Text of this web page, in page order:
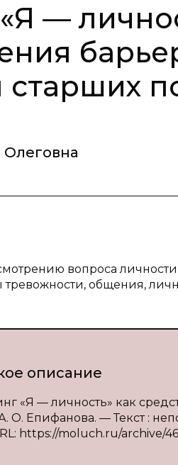
—
вопроса
общения,
описание
«Я — личность» как
О. Епифанова. — Текст :
https://moluch.ru/archive/